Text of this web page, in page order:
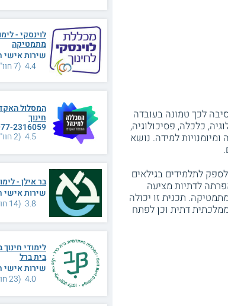
לכך טמונה בעובדה
כלכלה, פסיכולוגיה,
למידה. נושא
לתלמידים בגילאים
לדתיות מציעה
תכנית זו יכולה
דתית וכן לפתח
לוינסקי -
מתמטיקה
שירות אישי
4.4 (7 חוו"ד)
המסלול
חינוך
2316059
4.5 (2 חוו"ד)
בר אילן -
שירות אישי
3.8 (14 חוו"ד)
לימודי
בית ברל
שירות אישי
4.0 (23 חוו"ד)